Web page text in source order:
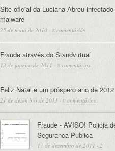
Site oficial da Luciana Abreu
malware
25 de maio de 2010 · 8 comentários
Fraude através do Standvirtual
13 de janeiro de 2011 · 8 comentários
Feliz Natal e um próspero ano de 2012
21 de dezembro de 2011 · 0 comentários
Fraude - AVISO! Policia
Seguranca Publica
17 de dezembro de 2011 · 2